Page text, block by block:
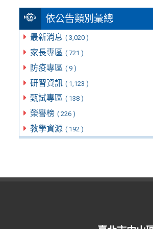
依公告類別彙總
最新消息 ( 3,020 )
家長專區 ( 721 )
防疫專區 ( 9 )
研習資訊 ( 1,123 )
甄試專區 ( 138 )
榮譽榜 ( 226 )
教學資源 ( 192 )